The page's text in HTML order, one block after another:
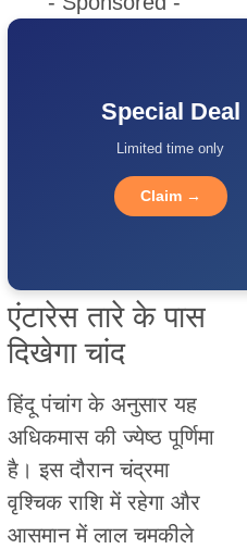
Special Deal
Limited time only
Claim →
एंटारेस तारे के पास
दिखेगा चांद
हिंदू पंचांग के अनुसार यह
अधिकमास की ज्येष्ठ पूर्णिमा
है। इस दौरान चंद्रमा
वृश्चिक राशि में रहेगा और
आसमान में लाल चमकीले